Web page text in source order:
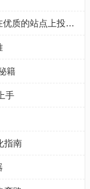
为什么总是纠结于那些没起来的站点？要在优质的站点上投入更多精力！
籍
手
指南